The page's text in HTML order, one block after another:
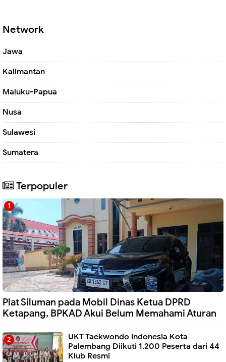
Network
Jawa
Kalimantan
Maluku-Papua
Nusa
Sulawesi
Sumatera
Terpopuler
Plat Siluman pada Mobil Dinas Ketua DPRD
Ketapang, BPKAD Akui Belum Memahami Aturan
UKT Taekwondo Indonesia Kota
Palembang Diikuti 1.200 Peserta dari 44
Klub Resmi